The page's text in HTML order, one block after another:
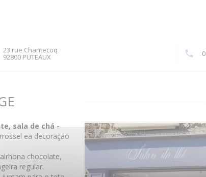
23 rue Chantecoq
92800 PUTEAUX ((abre numa nova janela))
sala de chá -
ea decoração
chocolate,
regular.